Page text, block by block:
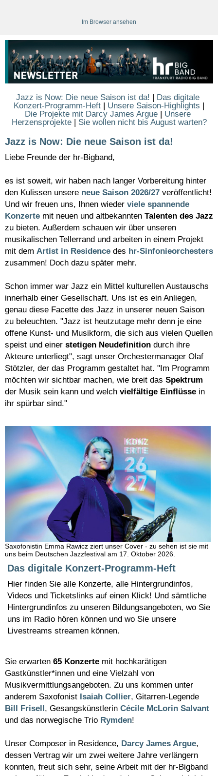
Im Browser ansehen
Jazz is Now: Die neue Saison ist da! | Das digitale
Konzert-Programm-Heft | Unsere Saison-Highlights |
Die Projekte mit Darcy James Argue | Unsere
Herzensprojekte| Sie wollen nicht bis August warten?
Jazz is Now: Die neue Saison ist da!
Liebe Freunde der hr-Bigband,
es ist soweit, wir haben nach langer Vorbereitung hinter
den Kulissen unsere neue Saison 2026/27 veröffentlicht!
Und wir freuen uns, Ihnen wieder viele spannende
Konzerte mit neuen und altbekannten Talenten des Jazz
zu bieten. Außerdem schauen wir über unseren
musikalischen Tellerrand und arbeiten in einem Projekt
mit dem Artist in Residence des hr-Sinfonieorchesters
zusammen! Doch dazu später mehr.
Schon immer war Jazz ein Mittel kulturellen Austauschs
innerhalb einer Gesellschaft. Uns ist es ein Anliegen,
genau diese Facette des Jazz in unserer neuen Saison
zu beleuchten. "Jazz ist heutzutage mehr denn je eine
offene Kunst- und Musikform, die sich aus vielen Quellen
speist und einer stetigen Neudefinition durch ihre
Akteure unterliegt", sagt unser Orchestermanager Olaf
Stötzler, der das Programm gestaltet hat. "Im Programm
möchten wir sichtbar machen, wie breit das Spektrum
der Musik sein kann und welch vielfältige Einflüsse in
ihr spürbar sind."
Saxofonistin Emma Rawicz ziert unser Cover - zu sehen ist sie mit
uns beim Deutschen Jazzfestival am 17. Oktober 2026.
Das digitale Konzert-Programm-Heft
Hier finden Sie alle Konzerte, alle Hintergrundinfos,
Videos und Ticketslinks auf einen Klick! Und sämtliche
Hintergrundinfos zu unseren Bildungsangeboten, wo Sie
uns im Radio hören können und wo Sie unsere
Livestreams streamen können.
Sie erwarten 65 Konzerte mit hochkarätigen
Gastkünstler*innen und eine Vielzahl von
Musikvermittlungsangeboten. Zu uns kommen unter
anderem Saxofonist Isaiah Collier, Gitarren-Legende
Bill Frisell, Gesangskünstlerin Cécile McLorin Salvant
und das norwegische Trio Rymden!
Unser Composer in Residence, Darcy James Argue,
dessen Vertrag wir um zwei weitere Jahre verlängern
konnten, freut sich sehr, seine Arbeit mit der hr-Bigband